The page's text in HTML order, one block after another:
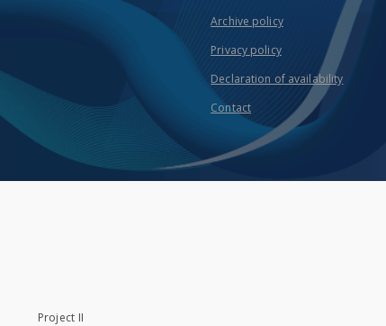
Archive policy
Privacy policy
Declaration of availability
Contact
Project II